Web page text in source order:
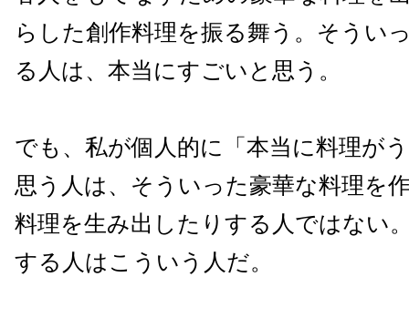
らした創作料理を振る舞う。そうい
る人は、本当にすごいと思う。
でも、私が個人的に「本当に料理が
思う人は、そういった豪華な料理を
料理を生み出したりする人ではない
する人はこういう人だ。